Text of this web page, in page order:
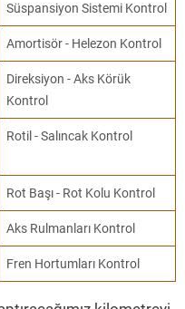
Süspansiyon Sistemi Kontrol
Amortisör - Helezon Kontrol
Direksiyon - Aks Körük
Kontrol
Rotil - Salıncak Kontrol
Rot Başı - Rot Kolu Kontrol
Aks Rulmanları Kontrol
Fren Hortumları Kontrol